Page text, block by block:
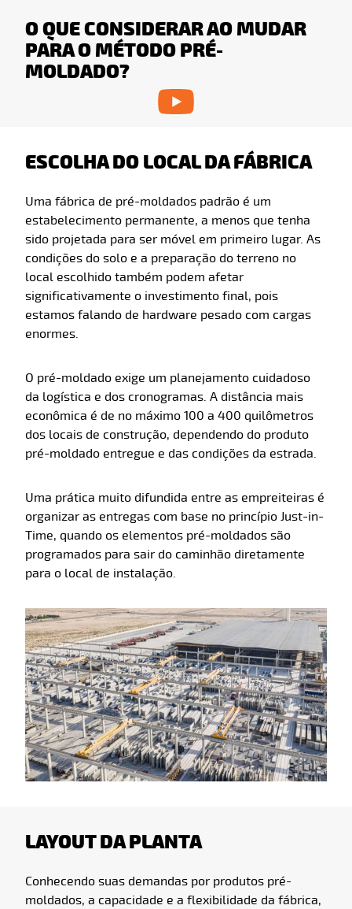
O QUE CONSIDERAR AO MUDAR
PARA O MÉTODO PRÉ-
MOLDADO?
ESCOLHA DO LOCAL DA FÁBRICA
Uma fábrica de pré-moldados padrão é um
estabelecimento permanente, a menos que tenha
sido projetada para ser móvel em primeiro lugar. As
condições do solo e a preparação do terreno no
local escolhido também podem afetar
significativamente o investimento final, pois
estamos falando de hardware pesado com cargas
enormes.
O pré-moldado exige um planejamento cuidadoso
da logística e dos cronogramas. A distância mais
econômica é de no máximo 100 a 400 quilômetros
dos locais de construção, dependendo do produto
pré-moldado entregue e das condições da estrada.
Uma prática muito difundida entre as empreiteiras é
organizar as entregas com base no princípio Just-in-
Time, quando os elementos pré-moldados são
programados para sair do caminhão diretamente
para o local de instalação.
LAYOUT DA PLANTA
Conhecendo suas demandas por produtos pré-
moldados, a capacidade e a flexibilidade da fábrica,